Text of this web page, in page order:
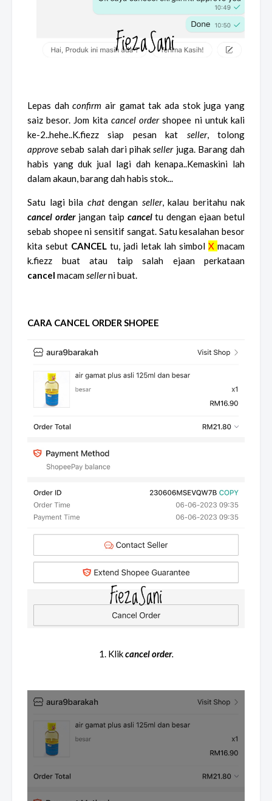
Lepas dahconfirm air gamat tak ada stok juga yang
saiz besor. Jom kita cancel ordershopee ni untuk kali
ke-2..hehe..K.fiezz siap pesan kat seller, tolong
approve sebab salah dari pihaksellerjuga. Barang dah
habis yang duk jual lagi dah kenapa..Kemaskini lah
dalam akaun, barang dah habis stok...
Satu lagi bila chatdengan seller, kalau beritahu nak
cancel order jangan taip canceltu dengan ejaan betul
sebab shopee ni sensitif sangat. Satu kesalahan besor
kita sebut CANCEL tu, jadi letak lah simbol X macam
k.fiezz buat atau taip salah ejaan perkataan
cancel macamsellerni buat.
CARA CANCEL ORDER SHOPEE
1. Klikcancel order.